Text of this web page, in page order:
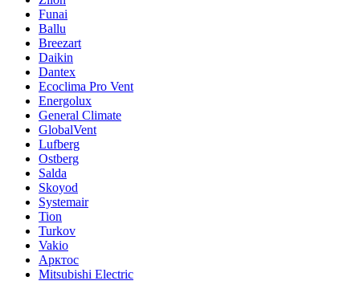
Funai
Ballu
Breezart
Daikin
Dantex
Ecoclima Pro Vent
Energolux
General Climate
GlobalVent
Lufberg
Ostberg
Salda
Skoyod
Systemair
Tion
Turkov
Vakio
Арктос
Mitsubishi Electric